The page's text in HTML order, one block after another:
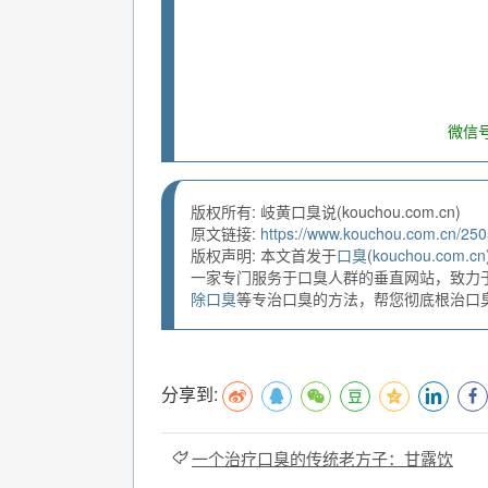
微信
版权所有: 岐黄口臭说(kouchou.com.cn)
原文链接: https://www.kouchou.com.cn/
版权声明: 本文首发于口臭(kouchou.com.cn
一家专门服务于口臭人群的垂直网站，致力
除口臭等专治口臭的方法，帮您彻底根治
分享到:
一个治疗口臭的传统老方子：甘露饮